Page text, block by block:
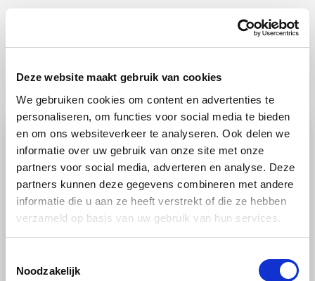
Deze website maakt gebruik van cookies
We gebruiken cookies om content en advertenties te
personaliseren, om functies voor social media te bieden
en om ons websiteverkeer te analyseren. Ook delen we
informatie over uw gebruik van onze site met onze
partners voor social media, adverteren en analyse. Deze
partners kunnen deze gegevens combineren met andere
informatie die u aan ze heeft verstrekt of die ze hebben
verzameld op basis van uw gebruik van hun services.
Noodzakelijk
Ook lekker